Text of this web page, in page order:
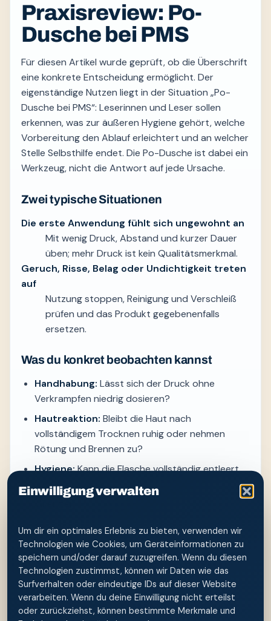
Einwilligung verwalten
Um dir ein optimales Erlebnis zu bieten, verwenden wir
Technologien wie Cookies, um Geräteinformationen zu
speichern und/oder darauf zuzugreifen. Wenn du diesen
Technologien zustimmst, können wir Daten wie das
Surfverhalten oder eindeutige IDs auf dieser Website
verarbeiten. Wenn du deine Einwilligung nicht erteilst
oder zurückziehst, können bestimmte Merkmale und
Praxisreview: Po-
Dusche bei PMS
Für diesen Artikel wurde geprüft, ob die Überschrift
eine konkrete Entscheidung ermöglicht. Der
eigenständige Nutzen liegt in der Situation „Po-
Dusche bei PMS“: Leserinnen und Leser sollen
erkennen, was zur äußeren Hygiene gehört, welche
Vorbereitung den Ablauf erleichtert und an welcher
Stelle Selbsthilfe endet. Die Po-Dusche ist dabei ein
Werkzeug, nicht die Antwort auf jede Ursache.
Zwei typische Situationen
Die erste Anwendung fühlt sich ungewohnt an
Mit wenig Druck, Abstand und kurzer Dauer
üben; mehr Druck ist kein Qualitätsmerkmal.
Geruch, Risse, Belag oder Undichtigkeit treten
auf
Nutzung stoppen, Reinigung und Verschleiß
prüfen und das Produkt gegebenenfalls
ersetzen.
Was du konkret beobachten kannst
Handhabung: Lässt sich der Druck ohne
Verkrampfen niedrig dosieren?
Hautreaktion: Bleibt die Haut nach
vollständigem Trocknen ruhig oder nehmen
Rötung und Brennen zu?
Hygiene:Kann die Flasche vollständig entleert
und offen getrocknet werden?
verlangt?
Bewerte den Ablauf nicht nur nach einem
unmittelbaren Frischegefühl. Entscheidend ist, ob
er wiederholbar, würdevoll und hautschonend
bleibt. Ändere bei Beschwerden immer nur einen